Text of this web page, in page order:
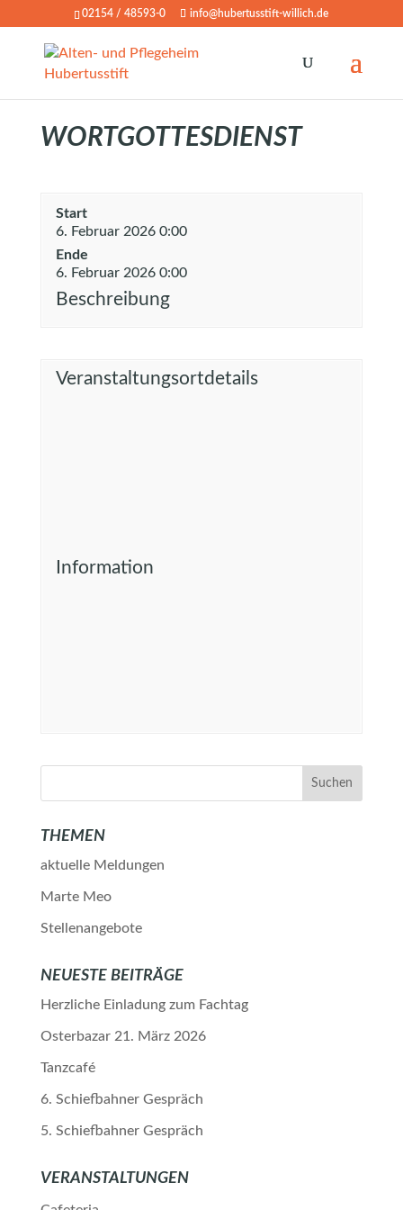
02154 / 48593-0 info@hubertusstift-willich.de
WORTGOTTESDIENST
Start
6. Februar 2026 0:00
Ende
6. Februar 2026 0:00
Beschreibung
Veranstaltungsortdetails
Information
THEMEN
aktuelle Meldungen
Marte Meo
Stellenangebote
NEUESTE BEITRÄGE
Herzliche Einladung zum Fachtag
Osterbazar 21. März 2026
Tanzcafé
6. Schiefbahner Gespräch
5. Schiefbahner Gespräch
VERANSTALTUNGEN